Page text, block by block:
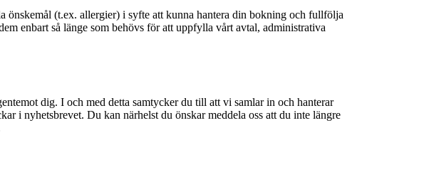
önskemål (t.ex. allergier) i syfte att kunna hantera din bokning och fullfölja
enbart så länge som behövs för att uppfylla vårt avtal, administrativa
dig. I och med detta samtycker du till att vi samlar in och hanterar
i nyhetsbrevet. Du kan närhelst du önskar meddela oss att du inte längre